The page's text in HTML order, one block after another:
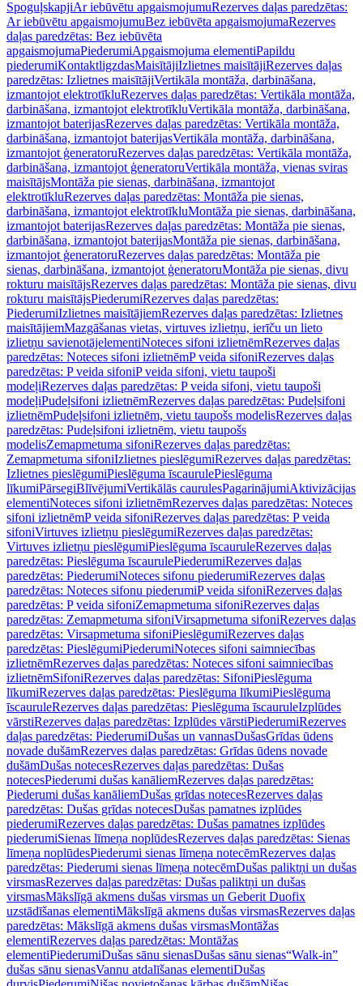
SpoguļskapjiAr iebūvētu apgaismojumuRezerves daļas paredzētas:
Ar iebūvētu apgaismojumuBez iebūvēta apgaismojumaRezerves
daļas paredzētas: Bez iebūvēta
apgaismojumaPiederumiApgaismojuma elementiPapildu
piederumiKontaktligzdasMaisītājiIzlietnes maisītājiRezerves daļas
paredzētas: Izlietnes maisītājiVertikāla montāža, darbināšana,
izmantojot elektrotīkluRezerves daļas paredzētas: Vertikāla montāža,
darbināšana, izmantojot elektrotīkluVertikāla montāža, darbināšana,
izmantojot baterijasRezerves daļas paredzētas: Vertikāla montāža,
darbināšana, izmantojot baterijasVertikāla montāža, darbināšana,
izmantojot ģeneratoruRezerves daļas paredzētas: Vertikāla montāža,
darbināšana, izmantojot ģeneratoruVertikāla montāža, vienas sviras
maisītājsMontāža pie sienas, darbināšana, izmantojot
elektrotīkluRezerves daļas paredzētas: Montāža pie sienas,
darbināšana, izmantojot elektrotīkluMontāža pie sienas, darbināšana,
izmantojot baterijasRezerves daļas paredzētas: Montāža pie sienas,
darbināšana, izmantojot baterijasMontāža pie sienas, darbināšana,
izmantojot ģeneratoruRezerves daļas paredzētas: Montāža pie
sienas, darbināšana, izmantojot ģeneratoruMontāža pie sienas, divu
rokturu maisītājsRezerves daļas paredzētas: Montāža pie sienas, divu
rokturu maisītājsPiederumiRezerves daļas paredzētas:
PiederumiIzlietnes maisītājiemRezerves daļas paredzētas: Izlietnes
maisītājiemMazgāšanas vietas, virtuves izlietņu, ierīču un lieto
izlietņu savienotājelementiNoteces sifoni izlietnēmRezerves daļas
paredzētas: Noteces sifoni izlietnēmP veida sifoniRezerves daļas
paredzētas: P veida sifoniP veida sifoni, vietu taupoši
modeļiRezerves daļas paredzētas: P veida sifoni, vietu taupoši
modeļiPudeļsifoni izlietnēmRezerves daļas paredzētas: Pudeļsifoni
izlietnēmPudeļsifoni izlietnēm, vietu taupošs modelisRezerves daļas
paredzētas: Pudeļsifoni izlietnēm, vietu taupošs
modelisZemapmetuma sifoniRezerves daļas paredzētas:
Zemapmetuma sifoniIzlietnes pieslēgumiRezerves daļas paredzētas:
Izlietnes pieslēgumiPieslēguma īscaurulePieslēguma
līkumiPārsegiBlīvējumiVertikālās caurulesPagarinājumiAktivizācijas
elementiNoteces sifoni izlietnēmRezerves daļas paredzētas: Noteces
sifoni izlietnēmP veida sifoniRezerves daļas paredzētas: P veida
sifoniVirtuves izlietņu pieslēgumiRezerves daļas paredzētas:
Virtuves izlietņu pieslēgumiPieslēguma īscauruleRezerves daļas
paredzētas: Pieslēguma īscaurulePiederumiRezerves daļas
paredzētas: PiederumiNoteces sifonu piederumiRezerves daļas
paredzētas: Noteces sifonu piederumiP veida sifoniRezerves daļas
paredzētas: P veida sifoniZemapmetuma sifoniRezerves daļas
paredzētas: Zemapmetuma sifoniVirsapmetuma sifoniRezerves daļas
paredzētas: Virsapmetuma sifoniPieslēgumiRezerves daļas
paredzētas: PieslēgumiPiederumiNoteces sifoni saimniecības
izlietnēmRezerves daļas paredzētas: Noteces sifoni saimniecības
izlietnēmSifoniRezerves daļas paredzētas: SifoniPieslēguma
līkumiRezerves daļas paredzētas: Pieslēguma līkumiPieslēguma
īscauruleRezerves daļas paredzētas: Pieslēguma īscauruleIzplūdes
vārstiRezerves daļas paredzētas: Izplūdes vārstiPiederumiRezerves
daļas paredzētas: PiederumiDušas un vannasDušasGrīdas ūdens
novade dušāmRezerves daļas paredzētas: Grīdas ūdens novade
dušāmDušas notecesRezerves daļas paredzētas: Dušas
notecesPiederumi dušas kanāliemRezerves daļas paredzētas:
Piederumi dušas kanāliemDušas grīdas notecesRezerves daļas
paredzētas: Dušas grīdas notecesDušas pamatnes izplūdes
piederumiRezerves daļas paredzētas: Dušas pamatnes izplūdes
piederumiSienas līmeņa noplūdesRezerves daļas paredzētas: Sienas
līmeņa noplūdesPiederumi sienas līmeņa notecēmRezerves daļas
paredzētas: Piederumi sienas līmeņa notecēmDušas paliktņi un dušas
virsmasRezerves daļas paredzētas: Dušas paliktņi un dušas
virsmasMākslīgā akmens dušas virsmas un Geberit Duofix
uzstādīšanas elementiMākslīgā akmens dušas virsmasRezerves daļas
paredzētas: Mākslīgā akmens dušas virsmasMontāžas
elementiRezerves daļas paredzētas: Montāžas
elementiPiederumiDušas sānu sienasDušas sānu sienas“Walk-in”
dušas sānu sienasVannu atdalīšanas elementiDušas